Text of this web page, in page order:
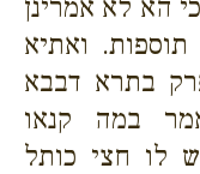
הא לא אמרינן
ואתיא
בתרא דבבא
במה קנאו
לו חצי כותל